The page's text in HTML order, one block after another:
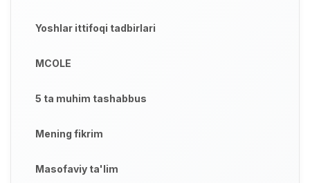
Yoshlar ittifoqi tadbirlari
MCOLE
5 ta muhim tashabbus
Mening fikrim
Masofaviy ta'lim